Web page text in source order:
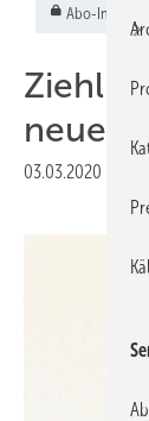
Abo-Inhalt
Ziehl-­
neuer
03.03.2020